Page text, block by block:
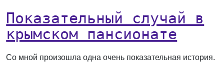
Показательный случай в
крымском пансионате
Со мной произошла одна очень показательная история.